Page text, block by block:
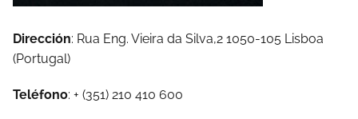
Dirección: Rua Eng. Vieira da Silva,2 1050-105 Lisboa
(Portugal)
Teléfono: + (351) 210 410 600